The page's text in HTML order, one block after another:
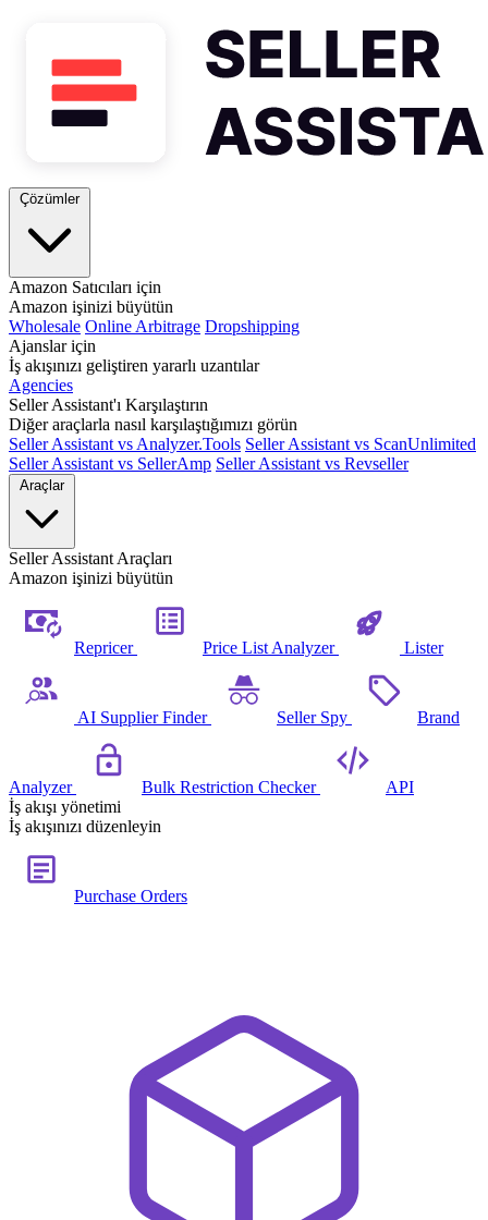
Çözümler
Amazon Satıcıları için
Amazon işinizi büyütün
Wholesale Online Arbitrage Dropshipping
Ajanslar için
İş akışınızı geliştiren yararlı uzantılar
Agencies
Seller Assistant'ı Karşılaştırın
Diğer araçlarla nasıl karşılaştığımızı görün
Seller Assistant vs Analyzer.Tools Seller Assistant vs ScanUnlimited
Seller Assistant vs SellerAmp Seller Assistant vs Revseller
Araçlar
Seller Assistant Araçları
Amazon işinizi büyütün
Repricer Price List Analyzer Lister
AI Supplier Finder Seller Spy Brand
Analyzer Bulk Restriction Checker
API
İş akışı yönetimi
İş akışınızı düzenleyin
Purchase Orders